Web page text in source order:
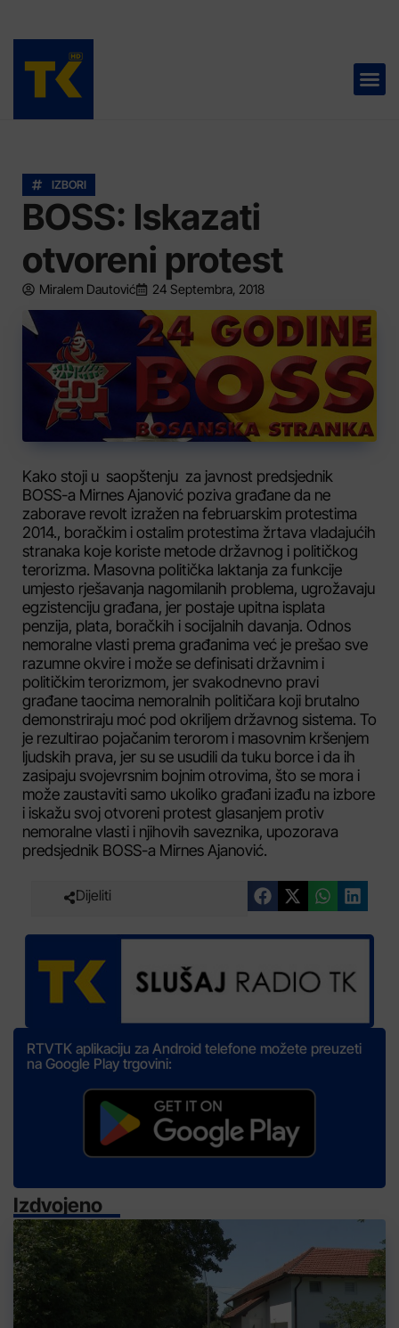
IZBORI
BOSS: Iskazati
otvoreni protest
Miralem Dautović 24 Septembra, 2018
Kako stoji u saopštenju za javnost predsjednik
BOSS-a Mirnes Ajanović poziva građane da ne
zaborave revolt izražen na februarskim protestima
2014., boračkim i ostalim protestima žrtava vladajućih
stranaka koje koriste metode državnog i političkog
terorizma. Masovna politička laktanja za funkcije
umjesto rješavanja nagomilanih problema, ugrožavaju
egzistenciju građana, jer postaje upitna isplata
penzija, plata, boračkih i socijalnih davanja. Odnos
nemoralne vlasti prema građanima već je prešao sve
razumne okvire i može se definisati državnim i
političkim terorizmom, jer svakodnevno pravi
građane taocima nemoralnih političara koji brutalno
demonstriraju moć pod okriljem državnog sistema. To
je rezultirao pojačanim terorom i masovnim kršenjem
ljudskih prava, jer su se usudili da tuku borce i da ih
zasipaju svojevrsnim bojnim otrovima, što se mora i
može zaustaviti samo ukoliko građani izađu na izbore
i iskažu svoj otvoreni protest glasanjem protiv
nemoralne vlasti i njihovih saveznika, upozorava
predsjednik BOSS-a Mirnes Ajanović.
Dijeliti
RTVTK aplikaciju za Android telefone možete preuzeti
na Google Play trgovini:
Izdvojeno